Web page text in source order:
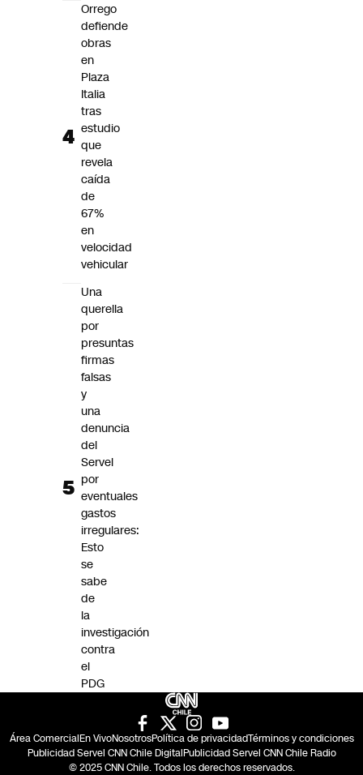
Orrego
defiende
obras
en
Plaza
Italia
tras
estudio
que
revela
caída
de
67%
en
velocidad
vehicular
Una
querella
por
presuntas
firmas
falsas
y
una
denuncia
del
Servel
por
eventuales
gastos
irregulares:
Esto
se
sabe
de
la
investigación
contra
el
PDG
Área ComercialEn VivoNosotrosPolítica de privacidadTérminos y condiciones
Publicidad Servel CNN Chile DigitalPublicidad Servel CNN Chile Radio
© 2025 CNN Chile. Todos los derechos reservados.